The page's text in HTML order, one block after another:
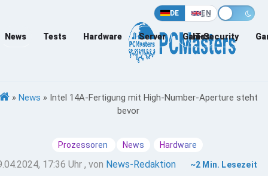
DE EN
News Tests Hardware Server Games
IT-Security
» News » Intel 14A-Fertigung mit High-Number-Aperture steht
bevor
Prozessoren News Hardware
17:36 Uhr , von News-Redaktion ~2 Min. Lesezeit